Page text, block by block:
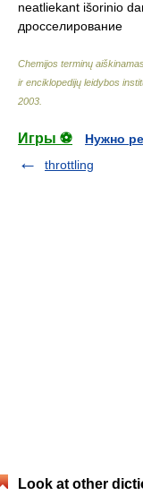
neatliekant išorinio
дросселирование
Chemijos terminų
ir enciklopedijų leidybos
2003
Игры ⚽
Нужно
throttling
Look at other